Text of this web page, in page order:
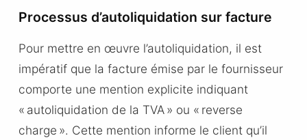
Processus d’autoliquidation sur facture
Pour mettre en œuvre l’autoliquidation, il est
impératif que la facture émise par le fournisseur
comporte une mention explicite indiquant
« autoliquidation de la TVA » ou « reverse
charge ». Cette mention informe le client qu’il